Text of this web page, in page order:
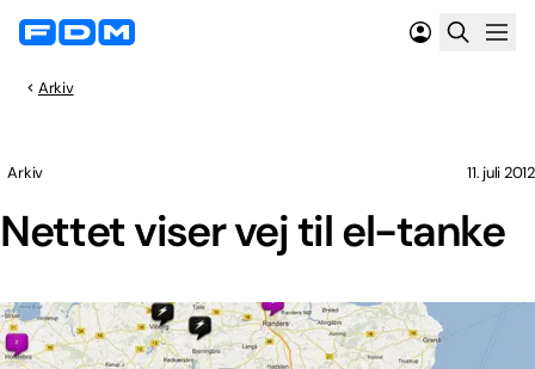
Arkiv
Nettet viser vej til el-tanke
Arkiv 11. juli 2012